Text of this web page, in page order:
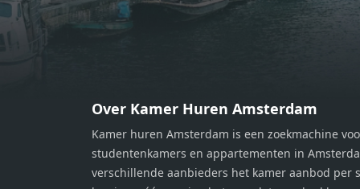
werkplek, een logeerkamer of een
persoonlijke slaapkamer. De
gemak en privacy. Gelegen in een
Zaandam, bevindt de woning zich
op een perfecte locatie. Winkels,
openbaar vervoer en uitvalswegen
op
Over Kamer Huren Amsterdam
Kamer huren Amsterdam is een zoekmachine
studentenkamers en appartementen in
verschillende aanbieders het kamer aanbod per